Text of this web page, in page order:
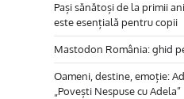
Pași sănătoși de la primii
este esențială pentru copii
Mastodon România: ghid
Oameni, destine, emoție:
„Povești Nespuse cu Adela”